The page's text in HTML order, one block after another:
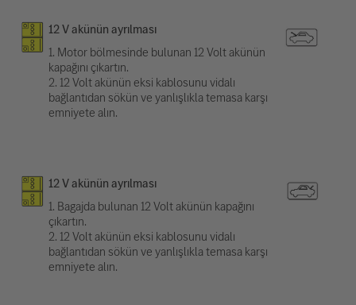
12 V akünün ayrılması
1. Motor bölmesinde bulunan 12 Volt akünün
kapağını çıkartın.
2. 12 Volt akünün eksi kablosunu vidalı
bağlantıdan sökün ve yanlışlıkla temasa karşı
emniyete alın.
12 V akünün ayrılması
1. Bagajda bulunan 12 Volt akünün kapağını
çıkartın.
2. 12 Volt akünün eksi kablosunu vidalı
bağlantıdan sökün ve yanlışlıkla temasa karşı
emniyete alın.